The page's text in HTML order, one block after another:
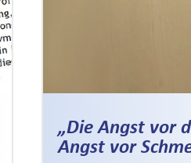
„Die Angst vor
Angst vor